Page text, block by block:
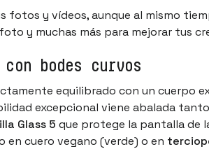
y vídeos, aunque al mismo
y muchas más para mejorar tus
bodes curvos
equilibrado con un cuerpo
excepcional viene abalada
Glass 5 que protege la pantalla de
en cuero vegano (verde) o en